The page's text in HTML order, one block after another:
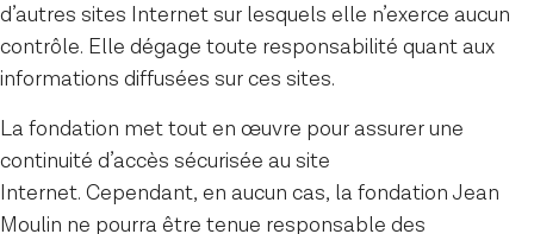
d’autres sites Internet sur lesquels elle n’exerce aucun
contrôle. Elle dégage toute responsabilité quant aux
informations diffusées sur ces sites.
La fondation met tout en œuvre pour assurer une
continuité d’accès sécurisée au site
Internet. Cependant, en aucun cas, la fondation Jean
Moulin ne pourra être tenue responsable des